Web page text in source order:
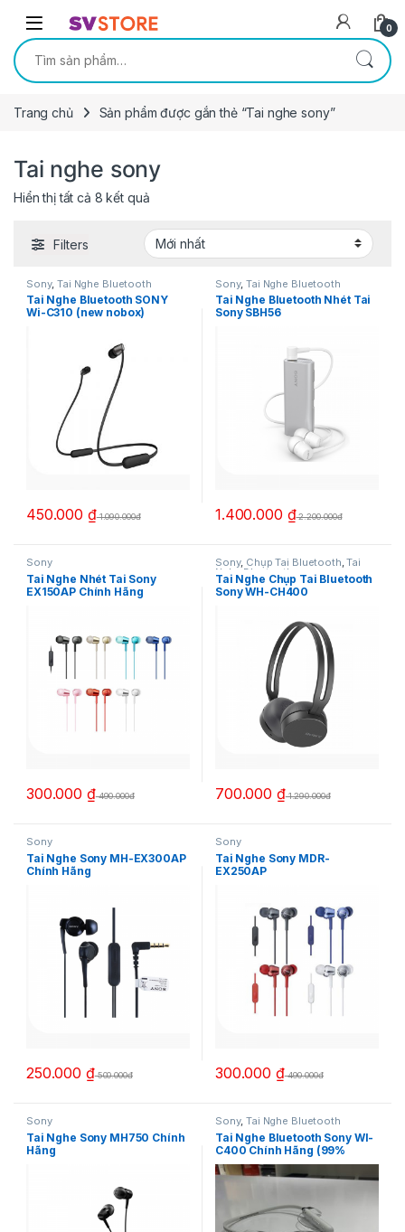
0
Tìm kiếm:
Trang chủ Sản phẩm được gắn thẻ “Tai nghe sony”
Tai nghe sony
Hiển thị tất cả 8 kết quả
Filters
Sony,Tai Nghe Bluetooth
Tai Nghe Bluetooth SONY
Wi-C310 (new nobox)
450.000 ₫1.090.000đ
Sony,Tai Nghe Bluetooth
Tai Nghe Bluetooth Nhét Tai
Sony SBH56
1.400.000 ₫2.200.000đ
Sony
Tai Nghe Nhét Tai Sony
EX150AP Chính Hãng
300.000 ₫490.000đ
Sony, Chụp Tai Bluetooth,Tai
Nghe Bluetooth
Tai Nghe Chụp Tai Bluetooth
Sony WH-CH400
700.000 ₫1.290.000đ
Sony
Tai Nghe Sony MH-EX300AP
Chính Hãng
250.000 ₫500.000đ
Sony
Tai Nghe Sony MDR-
EX250AP
300.000 ₫490.000đ
Sony
Tai Nghe Sony MH750 Chính
Hãng
Sony,Tai Nghe Bluetooth
Tai Nghe Bluetooth Sony WI-
C400 Chính Hãng (99%
nobox)